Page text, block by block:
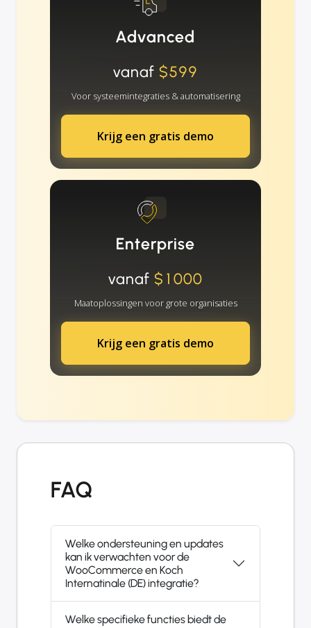
Advanced
vanaf $599
Voor systeemintegraties & automatisering
Krijg een gratis demo
Enterprise
vanaf $1000
Maatoplossingen voor grote organisaties
Krijg een gratis demo
FAQ
Welke ondersteuning en updates
kan ik verwachten voor de
WooCommerce en Koch
Internatinale (DE) integratie?
Welke specifieke functies biedt de